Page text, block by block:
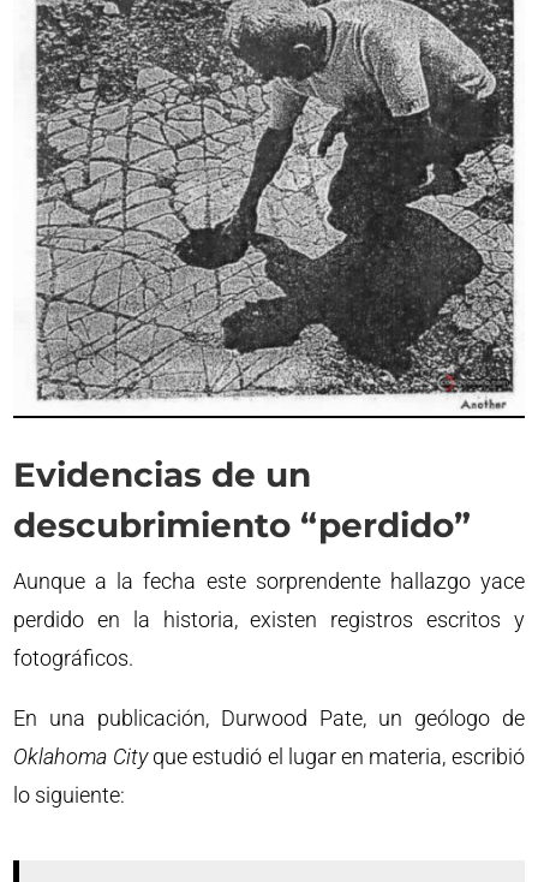
Evidencias de un
descubrimiento “perdido”
Aunque a la fecha este sorprendente hallazgo yace
perdido en la historia, existen registros escritos y
fotográficos.
En una publicación, Durwood Pate, un geólogo de
Oklahoma Cityque estudió el lugar en materia, escribió
lo siguiente: